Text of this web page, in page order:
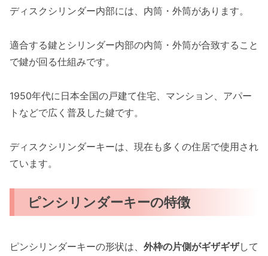
ディスクシリンダー内部には、内筒・外筒があります。
適合する鍵とシリンダー内部の内筒・外筒が合致すること
で鍵が回る仕組みです。
1950年代に日本全国の戸建て住宅、マンション、アパー
トなどで広く普及した鍵です。
ディスクシリンダーキーは、現在も多くの住居で使用され
ています。
ピンシリンダーキーの特徴
ピンシリンダーキーの形状は、 外枠の片側がギザギザして